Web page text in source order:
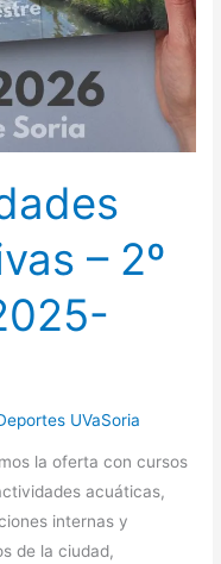
– 2º
UVaSoria
la oferta con cursos
acuáticas,
internas y
de la ciudad,